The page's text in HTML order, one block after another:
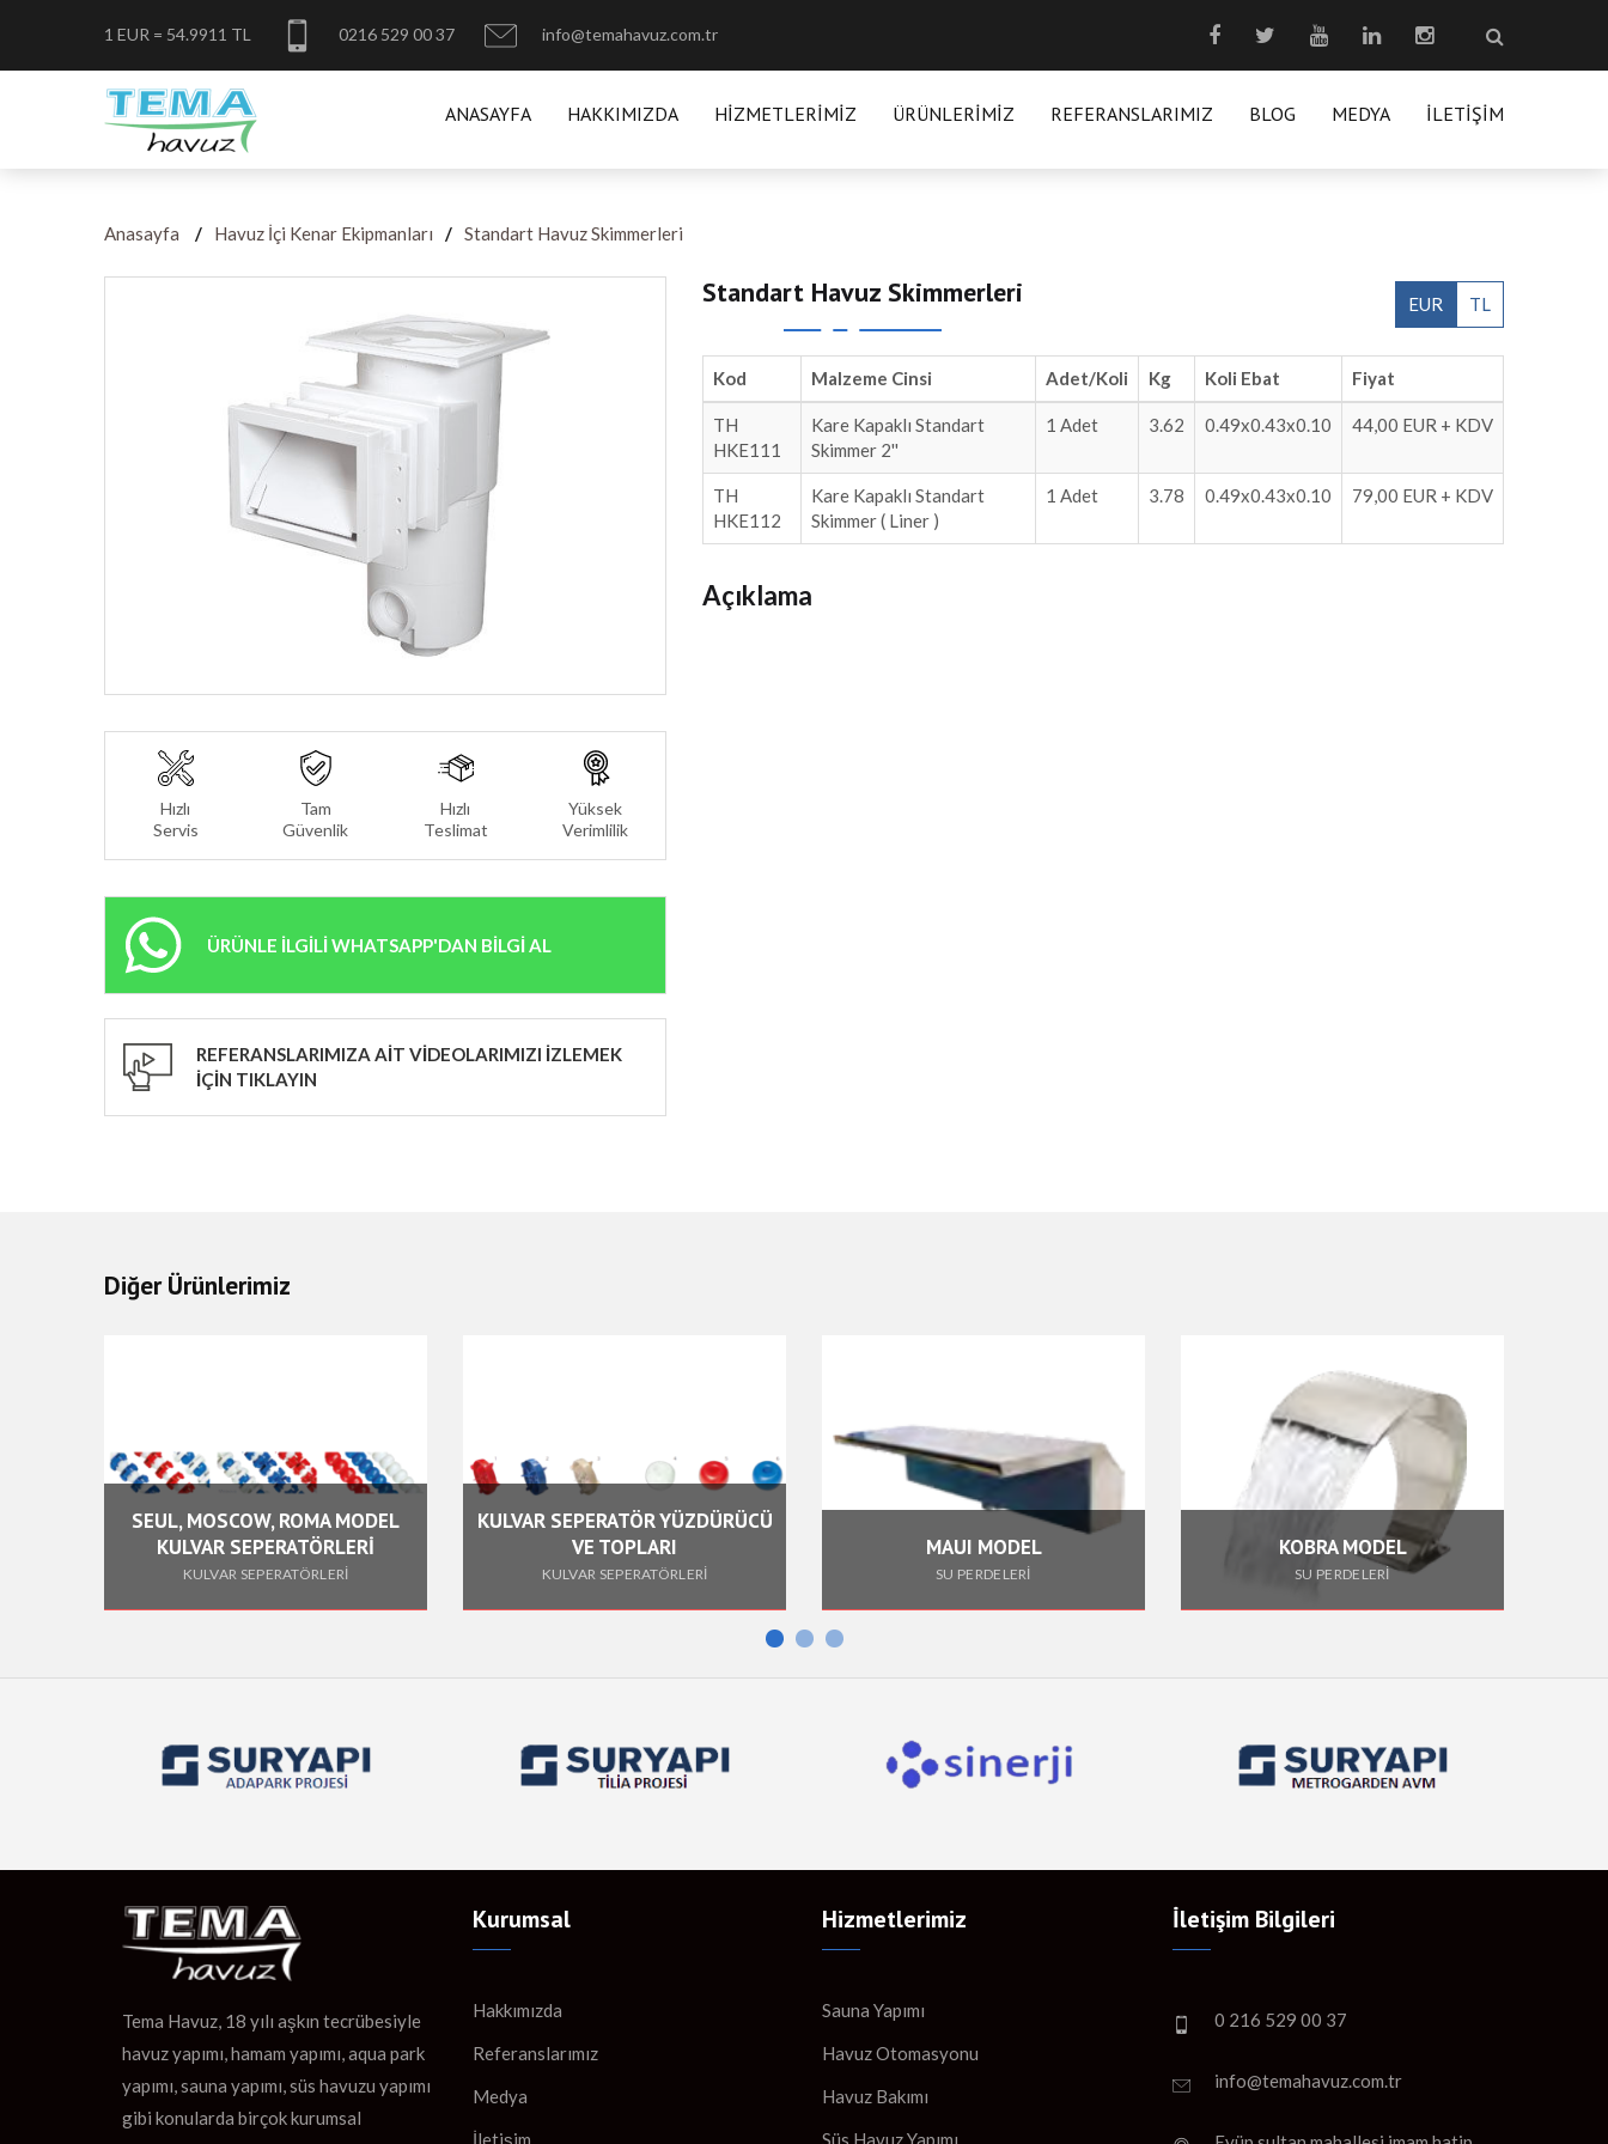
1 EUR = 54.9911 TL 0216 529 00 37 info@temahavuz.com.tr
ANASAYFA HAKKIMIZDA HIZMETLERIMIZ ÜRÜNLERIMIZ REFERANSLARIMIZ BLOG MEDYA İLETIŞIM
Anasayfa Havuz İçi Kenar Ekipmanları Standart Havuz Skimmerleri
Hızlı
Servis
Tam
Güvenlik
Hızlı
Teslimat
Yüksek
Verimlilik
ÜRÜNLE İLGİLİ WHATSAPP'DAN BİLGİ AL
REFERANSLARIMIZA AİT VİDEOLARIMIZI İZLEMEK
İÇİN TIKLAYIN
Standart Havuz Skimmerleri EUR TL
Kod Malzeme Cinsi Adet/Koli Kg Koli Ebat Fiyat
TH
HKE111
Kare Kapaklı Standart
Skimmer 2''
1 Adet 3.62 0.49x0.43x0.10 44,00 EUR + KDV
TH
HKE112
Kare Kapaklı Standart
Skimmer ( Liner )
1 Adet 3.78 0.49x0.43x0.10 79,00 EUR + KDV
Açıklama
Diğer Ürünlerimiz
ROMA MODEL
SEPERATÖRLERİ
KULVAR SEPERATÖR YÜZDÜRÜCÜ
KULVAR SEPERATÖRLERİ
HALKA SÜS HAVUZU
SÜS HAVUZU LAMBALARI
Tema Havuz, 18 yılı aşkın tecrübesiyle
havuz yapımı, hamam yapımı, aqua park
yapımı, sauna yapımı, süs havuzu yapımı
gibi konularda birçok kurumsal
Kurumsal
Hakkımızda
Referanslarımız
Medya
İletişim
Hizmetlerimiz
Sauna Yapımı
Havuz Otomasyonu
Havuz Bakımı
Süs Havuz Yapımı
İletişim Bilgileri
0 216 529 00 37
info@temahavuz.com.tr